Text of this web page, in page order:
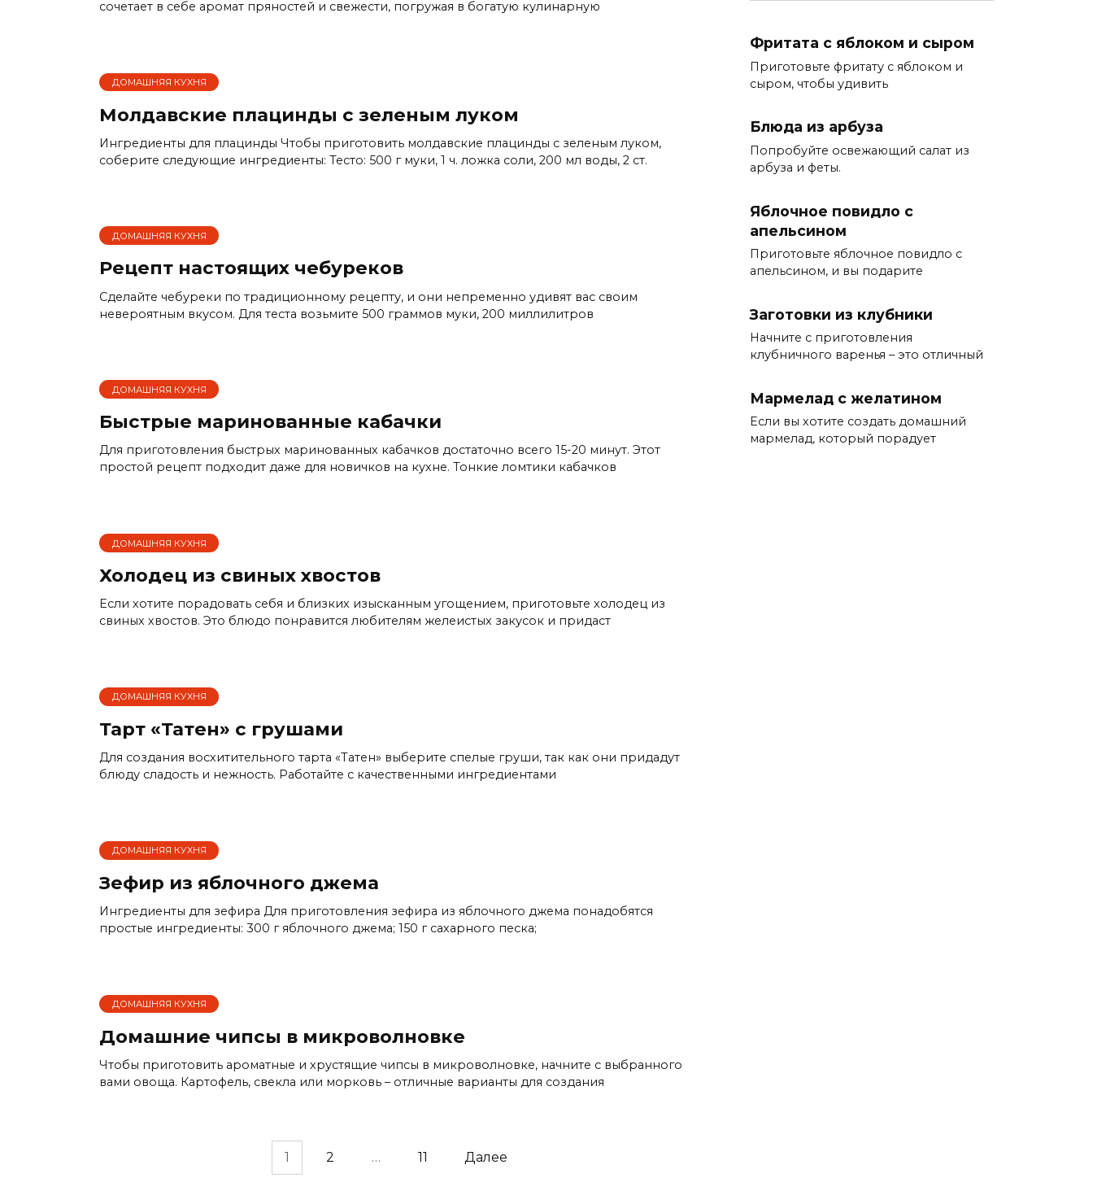
сочетает в себе аромат пряностей и свежести, погружая в богатую кулинарную
ДОМАШНЯЯ КУХНЯ
Молдавские плацинды с зеленым луком
Ингредиенты для плацинды Чтобы приготовить молдавские плацинды с зеленым луком,
соберите следующие ингредиенты: Тесто: 500 г муки, 1 ч. ложка соли, 200 мл воды, 2 ст.
ДОМАШНЯЯ КУХНЯ
Рецепт настоящих чебуреков
Сделайте чебуреки по традиционному рецепту, и они непременно удивят вас своим
невероятным вкусом. Для теста возьмите 500 граммов муки, 200 миллилитров
ДОМАШНЯЯ КУХНЯ
Быстрые маринованные кабачки
Для приготовления быстрых маринованных кабачков достаточно всего 15-20 минут. Этот
простой рецепт подходит даже для новичков на кухне. Тонкие ломтики кабачков
ДОМАШНЯЯ КУХНЯ
Холодец из свиных хвостов
Если хотите порадовать себя и близких изысканным угощением, приготовьте холодец из
свиных хвостов. Это блюдо понравится любителям желеистых закусок и придаст
ДОМАШНЯЯ КУХНЯ
Тарт «Татен» с грушами
Для создания восхитительного тартa «Татен» выберите спелые груши, так как они придадут
блюду сладость и нежность. Работайте с качественными ингредиентами
ДОМАШНЯЯ КУХНЯ
Зефир из яблочного джема
Ингредиенты для зефира Для приготовления зефира из яблочного джема понадобятся
простые ингредиенты: 300 г яблочного джема; 150 г сахарного песка;
ДОМАШНЯЯ КУХНЯ
Домашние чипсы в микроволновке
Чтобы приготовить ароматные и хрустящие чипсы в микроволновке, начните с выбранного
вами овоща. Картофель, свекла или морковь – отличные варианты для создания
1 2 … 11 Далее
Фритата с яблоком и сыром
Приготовьте фритату с яблоком и
сыром, чтобы удивить
Блюда из арбуза
Попробуйте освежающий салат из
арбуза и феты.
Яблочное повидло с
апельсином
Приготовьте яблочное повидло с
апельсином, и вы подарите
Заготовки из клубники
Начните с приготовления
клубничного варенья – это отличный
Мармелад с желатином
Если вы хотите создать домашний
мармелад, который порадует